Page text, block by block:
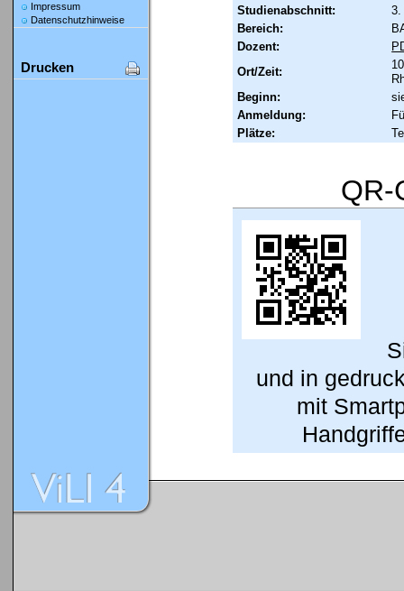
Impressum
Datenschutzhinweise
Drucken
Studienabschnitt:
3.
Bereich:
Dozent:
Ort/Zeit:
Beginn:
Anmeldung:
Plätze:
QR-
und in
mit